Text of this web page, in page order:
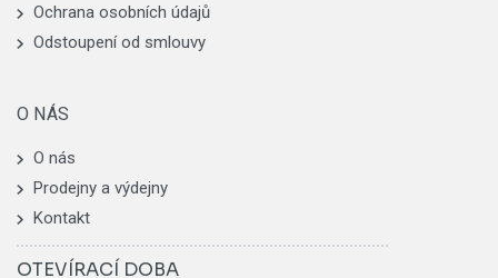
Ochrana osobních údajů
Odstoupení od smlouvy
O NÁS
O nás
Prodejny a výdejny
Kontakt
OTEVÍRACÍ DOBA